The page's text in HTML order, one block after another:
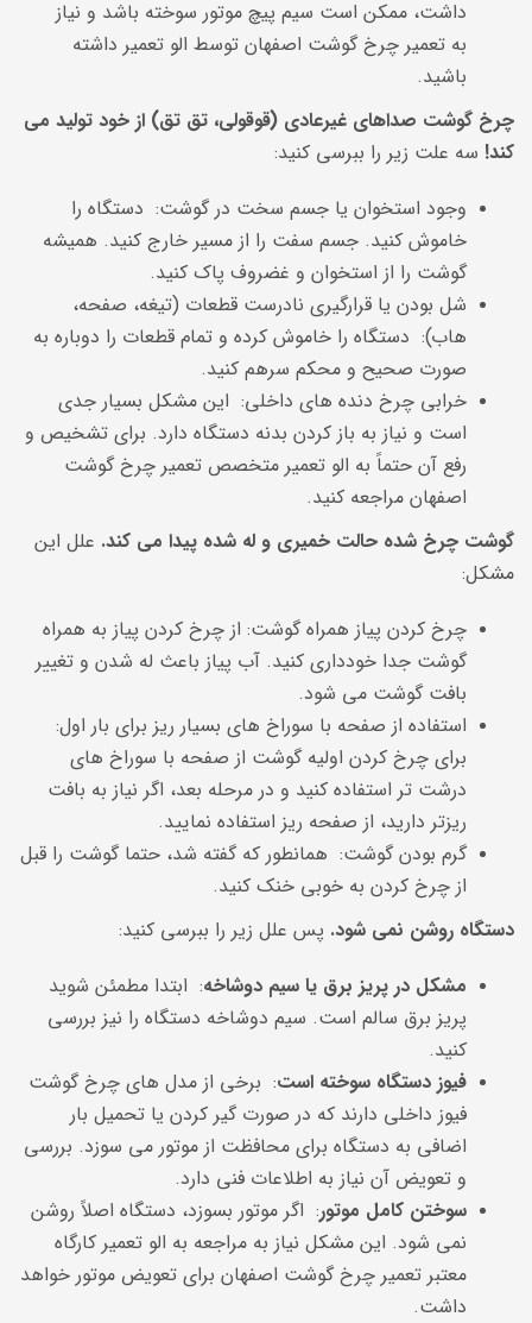
داشت، ممکن است سیم پیچ موتور سوخته باشد و نیاز
به تعمیر چرخ گوشت اصفهان توسط الو تعمیر داشته
باشید.
چرخ گوشت صداهای غیرعادی (قوقولی، تق تق) از خود تولید می
کند! سه علت زیر را ببرسی کنید:
وجود استخوان یا جسم سخت در گوشت: دستگاه را
خاموش کنید. جسم سفت را از مسیر خارج کنید. همیشه
گوشت را از استخوان و غضروف پاک کنید.
شل بودن یا قرارگیری نادرست قطعات (تیغه، صفحه،
هاب): دستگاه را خاموش کرده و تمام قطعات را دوباره به
صورت صحیح و محکم سرهم کنید.
خرابی چرخ دنده های داخلی: این مشکل بسیار جدی
است و نیاز به باز کردن بدنه دستگاه دارد. برای تشخیص و
رفع آن حتماً به الو تعمیر متخصص تعمیر چرخ گوشت
اصفهان مراجعه کنید.
گوشت چرخ شده حالت خمیری و له شده پیدا می کند. علل این
مشکل:
چرخ کردن پیاز همراه گوشت: از چرخ کردن پیاز به همراه
گوشت جدا خودداری کنید. آب پیاز باعث له شدن و تغییر
بافت گوشت می شود.
استفاده از صفحه با سوراخ های بسیار ریز برای بار اول:
برای چرخ کردن اولیه گوشت از صفحه با سوراخ های
درشت تر استفاده کنید و در مرحله بعد، اگر نیاز به بافت
ریزتر دارید، از صفحه ریز استفاده نمایید.
گرم بودن گوشت: همانطور که گفته شد، حتما گوشت را قبل
از چرخ کردن به خوبی خنک کنید.
دستگاه روشن نمی شود. پس علل زیر را ببرسی کنید:
مشکل در پریز برق یا سیم دوشاخه: ابتدا مطمئن شوید
پریز برق سالم است. سیم دوشاخه دستگاه را نیز بررسی
کنید.
فیوز دستگاه سوخته است: برخی از مدل های چرخ گوشت
فیوز داخلی دارند که در صورت گیر کردن یا تحمیل بار
اضافی به دستگاه برای محافظت از موتور می سوزد. بررسی
و تعویض آن نیاز به اطلاعات فنی دارد.
سوختن کامل موتور: اگر موتور بسوزد، دستگاه اصلاً روشن
نمی شود. این مشکل نیاز به مراجعه به الو تعمیر کارگاه
معتبر تعمیر چرخ گوشت اصفهان برای تعویض موتور خواهد
داشت.